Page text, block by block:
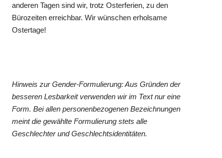
anderen Tagen sind wir, trotz Osterferien, zu den
Bürozeiten erreichbar. Wir wünschen erholsame
Ostertage!
Hinweis zur Gender-Formulierung: Aus Gründen der
besseren Lesbarkeit verwenden wir im Text nur eine
Form. Bei allen personenbezogenen Bezeichnungen
meint die gewählte Formulierung stets alle
Geschlechter und Geschlechtsidentitäten.